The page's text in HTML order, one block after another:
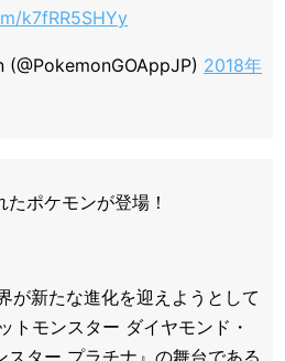
k7fRR5SHYy
2018年
ポケモンが登場！
が新たな進化を迎えようとして
トモンスター ダイヤモンド・
スター プラチナ』の舞台である